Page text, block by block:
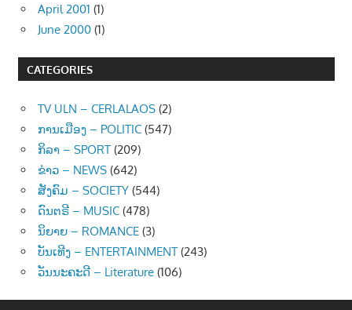
April 2001 (1)
June 2000 (1)
CATEGORIES
TV ULN – CERLALAOS (2)
ການເມືອງ – POLITIC (547)
ກິລາ – SPORT (209)
ຂ່າວ – NEWS (642)
ສັງຄົມ – SOCIETY (544)
ດົນຕຣີ – MUSIC (478)
ນິຍາຍ – ROMANCE (3)
ບັນເທີງ – ENTERTAINMENT (243)
ວັນນະຄະດີ – Literature (106)